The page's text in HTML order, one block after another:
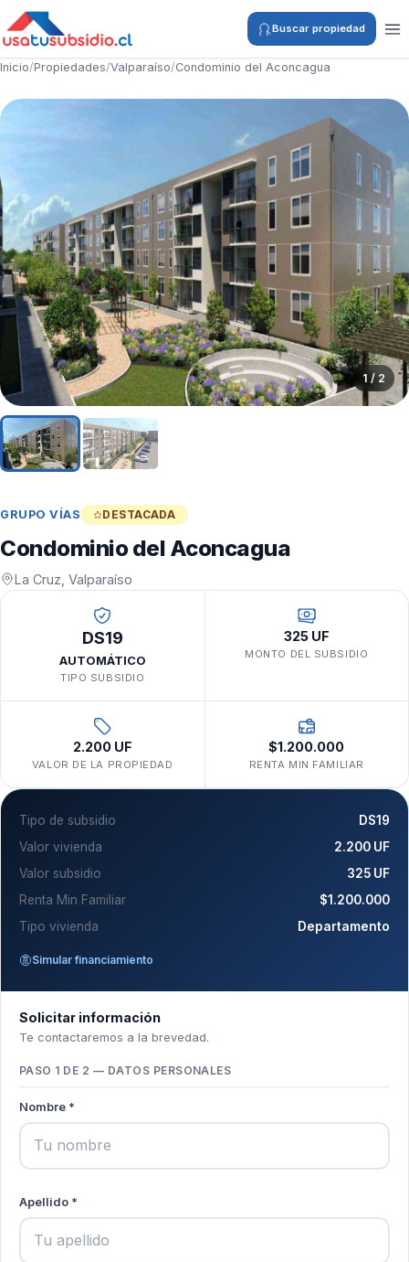
Buscar propiedad
Inicio/Propiedades/Valparaíso/Condominio del Aconcagua
1 / 2
GRUPO VÍAS DESTACADA
Condominio del Aconcagua
La Cruz, Valparaíso
DS19
AUTOMÁTICO
TIPO SUBSIDIO
325 UF
MONTO DEL SUBSIDIO
2.200 UF
VALOR DE LA PROPIEDAD
$1.200.000
RENTA MIN FAMILIAR
Tipo de subsidio
DS19
Valor vivienda
2.200 UF
Valor subsidio
325 UF
Renta Min Familiar
$1.200.000
Tipo vivienda
Departamento
Simular financiamiento
Solicitar información
Te contactaremos a la brevedad.
PASO 1 DE 2 — DATOS PERSONALES
Nombre *
Apellido *